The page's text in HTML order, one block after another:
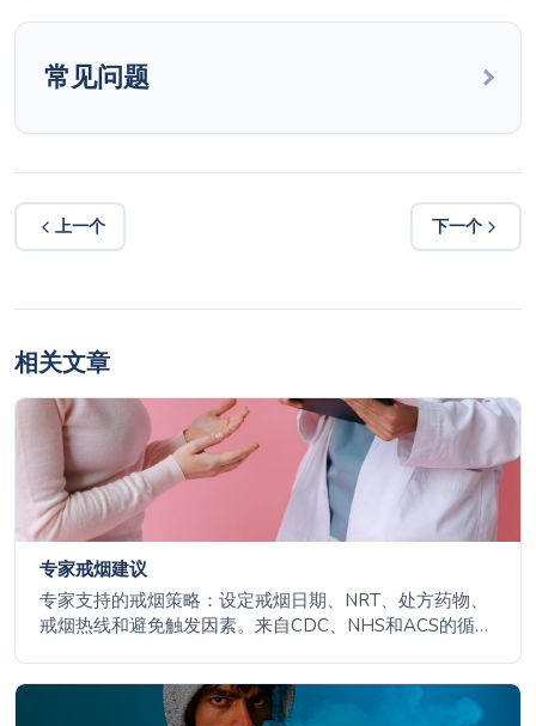
常见问题
上一个 下一个
相关文章
专家戒烟建议
专家支持的戒烟策略：设定戒烟日期、NRT、处方药物、
戒烟热线和避免触发因素。来自CDC、NHS和ACS的循证